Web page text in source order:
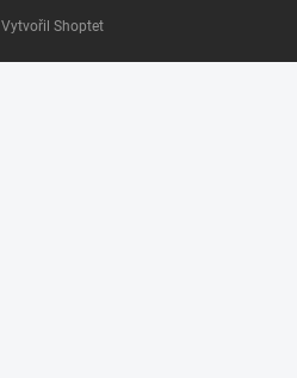
Vytvořil Shoptet